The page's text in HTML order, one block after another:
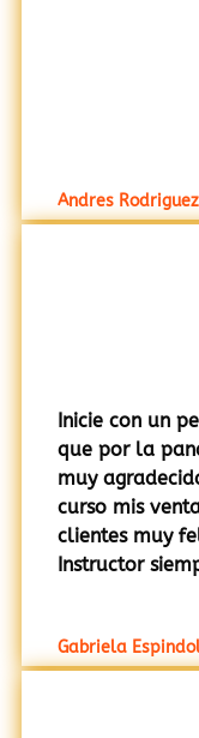
Andres Rodriguez
Inicie con un
que por la
muy
curso mis
clientes muy
Instructor
Gabriela